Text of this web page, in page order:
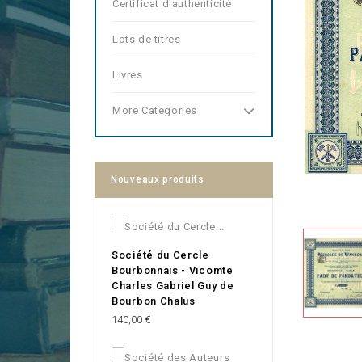
Certificat d'authenticité
Lots de titres
Livres
More Categories
Nouveaux produits
Société du Cercle
Bourbonnais - Vicomte
Charles Gabriel Guy de
Bourbon Chalus
Prix
140,00 €